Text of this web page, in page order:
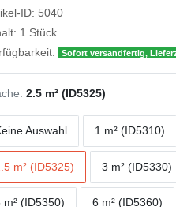
ID: 5040
1 Stück
Sofort versandfertig,
2.5 m² (ID5325)
Auswahl 1 m² (ID5310)
m² (ID5325) 3 m² (ID5330)
m² (ID5350) 6 m² (ID5360)